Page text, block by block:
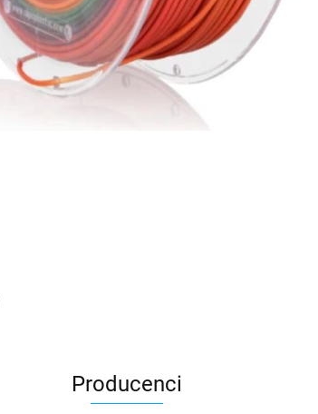
Producenci